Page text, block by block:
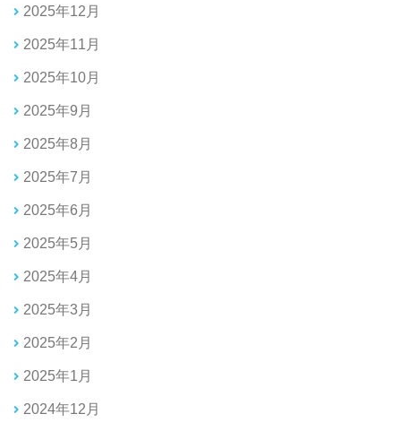
2025年12月
2025年11月
2025年10月
2025年9月
2025年8月
2025年7月
2025年6月
2025年5月
2025年4月
2025年3月
2025年2月
2025年1月
2024年12月